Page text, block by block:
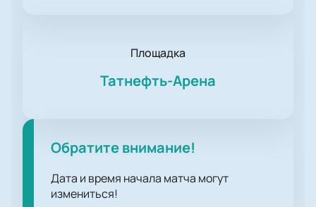
Площадка
Татнефть-Арена
Обратите внимание!
Дата и время начала матча могут
измениться!